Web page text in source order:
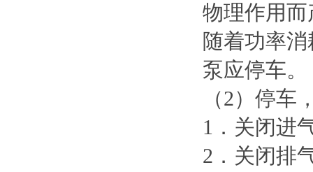
物理作用
随着功率
泵应停车。
（2）停车
1．关闭进
2．关闭排